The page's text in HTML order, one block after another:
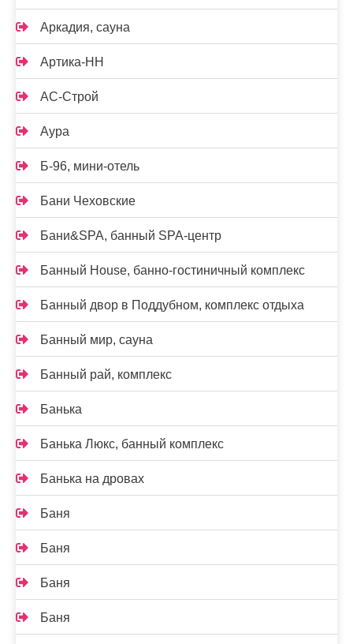
Аркадия, сауна
Артика-НН
АС-Строй
Аура
Б-96, мини-отель
Бани Чеховские
Бани&SPA, банный SPA-центр
Банный House, банно-гостиничный комплекс
Банный двор в Поддубном, комплекс отдыха
Банный мир, сауна
Банный рай, комплекс
Банька
Банька Люкс, банный комплекс
Банька на дровах
Баня
Баня
Баня
Баня